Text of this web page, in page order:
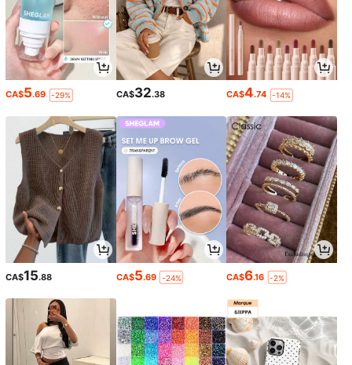
CA$5.69 -29% CA$32.38 CA$4.74 -14%
CA$15.88 CA$5.69 -24% CA$6.16 -2%